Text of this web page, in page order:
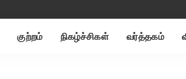
குற்றம் நிகழ்ச்சிகள் வர்த்தகம்